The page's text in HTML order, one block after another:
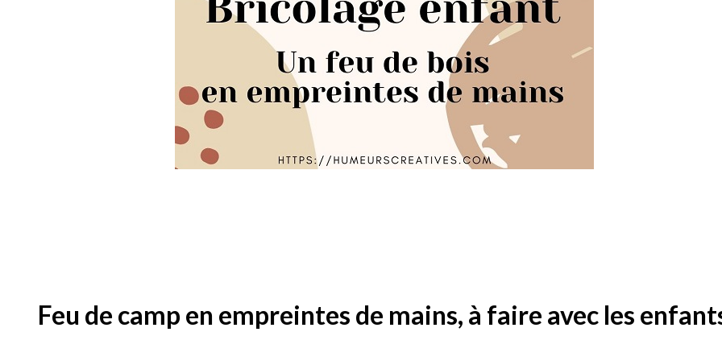
Feu de camp en empreintes de mains, à faire avec les